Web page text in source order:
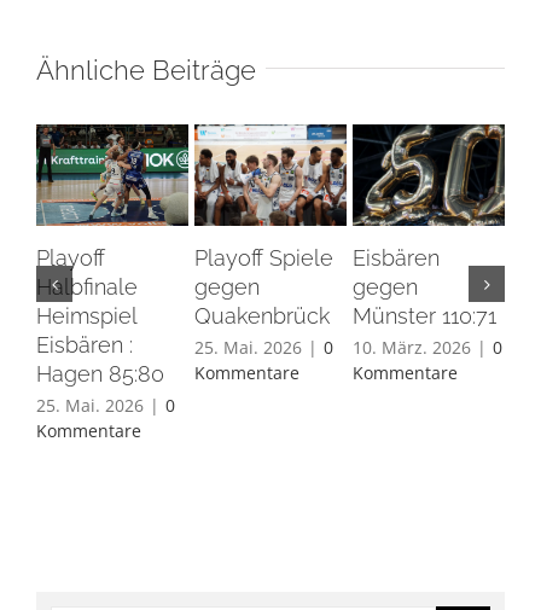
Ähnliche Beiträge
Playoff
Halbfinale
Heimspiel
Eisbären :
Hagen 85:80
25. Mai. 2026 | 0
Kommentare
Playoff Spiele
gegen
Quakenbrück
25. Mai. 2026 | 0
Kommentare
Eisbären
gegen
Münster 110:71
10. März. 2026 | 0
Kommentare